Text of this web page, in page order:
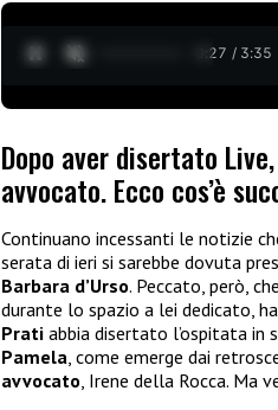
0:28 / 3:35
Dopo aver disertato
avvocato. Ecco cos’è
Continuano incessanti le notizie
serata di ieri si sarebbe dovuta
Barbara d’Urso. Peccato, però,
durante lo spazio a lei dedicato,
Prati abbia disertato l’ospitata in
Pamela, come emerge dai
avvocato, Irene della Rocca. Ma